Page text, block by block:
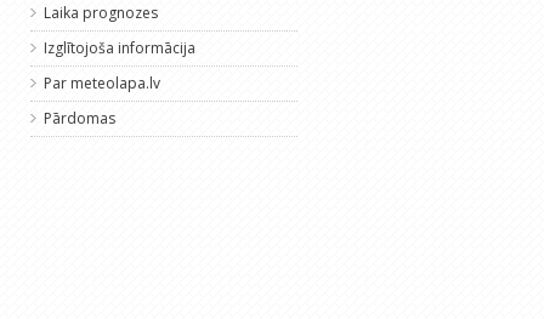
Laika prognozes
Izglītojoša informācija
Par meteolapa.lv
Pārdomas